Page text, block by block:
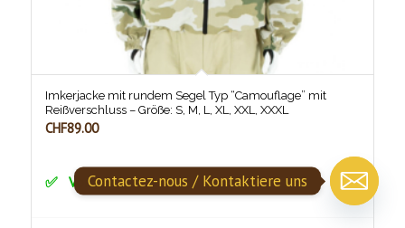
Imkerjacke mit rundem Segel Typ “Camouflage” mit
Reißverschluss – Größe: S, M, L, XL, XXL, XXXL
CHF89.00
Vorrätig
Contactez-nous / Kontaktiere uns